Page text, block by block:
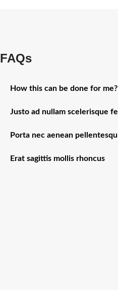
FAQs
How this can be done for me?
Justo ad nullam scelerisque fel
Porta nec aenean pellentesqu
Erat sagittis mollis rhoncus